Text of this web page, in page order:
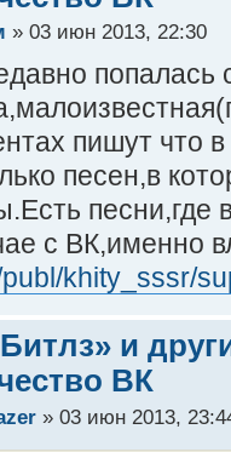
» 03 июн 2013, 22:30
попалась
пишут что
песен,в
с ВК,именно
khity_sssr/
и
ВК
» 03 июн 2013,